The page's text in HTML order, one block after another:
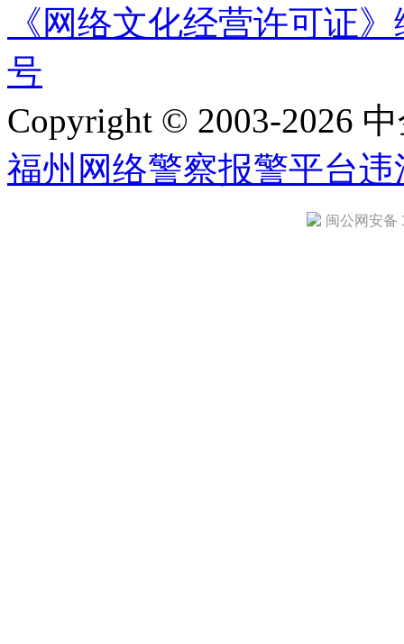
《网络文化经营许可证
号
Copyright © 2003-2026
福州网络警察报警平台违
闽公网安备